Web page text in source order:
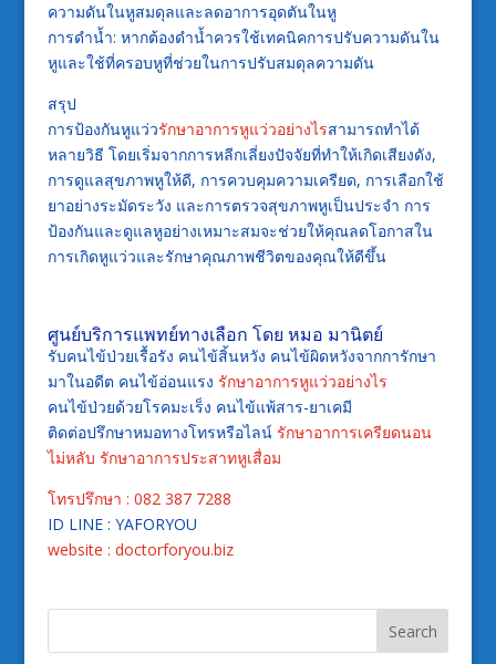
ความดันในหูสมดุลและลดอาการอุดตันในหู
การดำน้ำ: หากต้องดำน้ำควรใช้เทคนิคการปรับความดันใน
หูและใช้ที่ครอบหูที่ช่วยในการปรับสมดุลความดัน
สรุป
การป้องกันหูแว่วรักษาอาการหูแว่วอย่างไรสามารถทำได้
หลายวิธี โดยเริ่มจากการหลีกเลี่ยงปัจจัยที่ทำให้เกิดเสียงดัง,
การดูแลสุขภาพหูให้ดี, การควบคุมความเครียด, การเลือกใช้
ยาอย่างระมัดระวัง และการตรวจสุขภาพหูเป็นประจำ การ
ป้องกันและดูแลหูอย่างเหมาะสมจะช่วยให้คุณลดโอกาสใน
การเกิดหูแว่วและรักษาคุณภาพชีวิตของคุณให้ดีขึ้น
ศูนย์บริการแพทย์ทางเลือก โดย หมอ มานิตย์
รับคนไข้ป่วยเรื้อรัง คนไข้สิ้นหวัง คนไข้ผิดหวังจากการักษา
มาในอดีต คนไข้อ่อนแรง รักษาอาการหูแว่วอย่างไร
คนไข้ป่วยด้วยโรคมะเร็ง คนไข้แพ้สาร-ยาเคมี
ติดต่อปรึกษาหมอทางโทรหรือไลน์ รักษาอาการเครียดนอน
ไม่หลับ รักษาอาการประสาทหูเสื่อม
โทรปรึกษา : 082 387 7288
ID LINE : YAFORYOU
website : doctorforyou.biz